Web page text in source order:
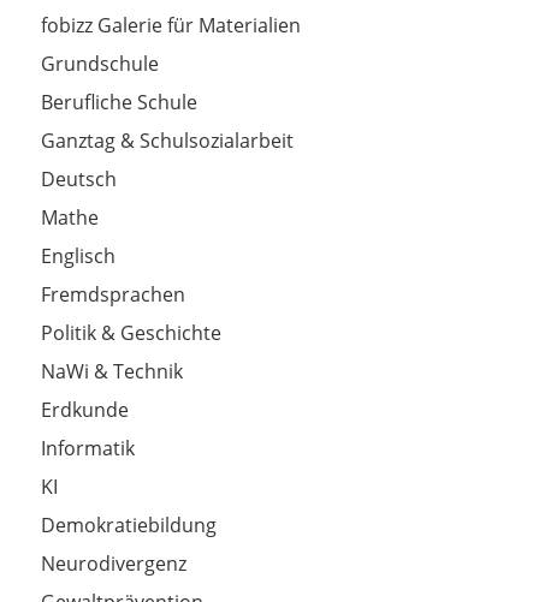
fobizz Galerie für Materialien
Grundschule
Berufliche Schule
Ganztag & Schulsozialarbeit
Deutsch
Mathe
Englisch
Fremdsprachen
Politik & Geschichte
NaWi & Technik
Erdkunde
Informatik
KI
Demokratiebildung
Neurodivergenz